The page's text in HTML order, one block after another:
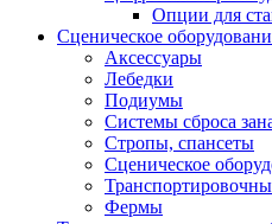
Опции для
Сценическое
Аксессуары
Лебедки
Подиумы
Системы сброса
Стропы, спансеты
Сценическое
Фермы